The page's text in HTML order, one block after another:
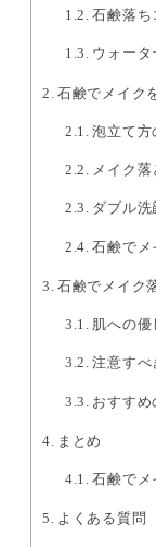
石鹸落ち
ウォータ
石鹸でメイク
泡立て方
メイク
ダブル洗
石鹸でメ
石鹸でメイク
肌への優
注意すべ
おすすめ
まとめ
石鹸でメ
よくある質問